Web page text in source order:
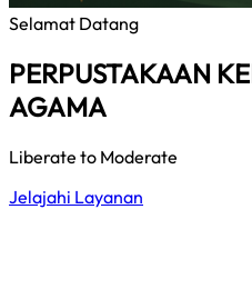
Selamat Datang
PERPUSTAKAAN
AGAMA
Liberate to Moderate
Jelajahi Layanan